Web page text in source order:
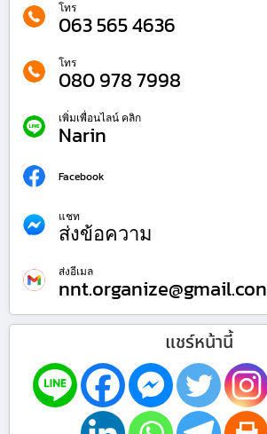
โทร
063 565 4636
โทร
080 978 7998
เพิ่มเพื่อนไลน์ คลิก
Narin
Facebook
แชท
ส่งข้อความ
ส่งอีเมล
nnt.organize@gmail.con
แชร์หน้านี้